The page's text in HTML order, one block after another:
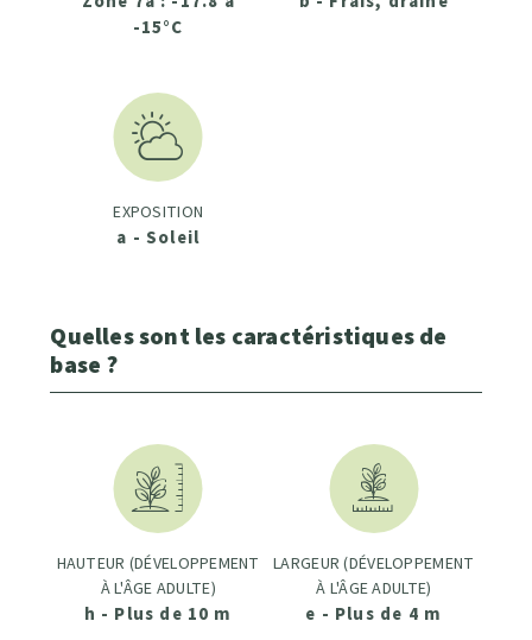
-15°C
EXPOSITION
a - Soleil
Quelles sont les caractéristiques de
base ?
HAUTEUR (DÉVELOPPEMENT
À L'ÂGE ADULTE)
h - Plus de 10 m
LARGEUR (DÉVELOPPEMENT
À L'ÂGE ADULTE)
e - Plus de 4 m